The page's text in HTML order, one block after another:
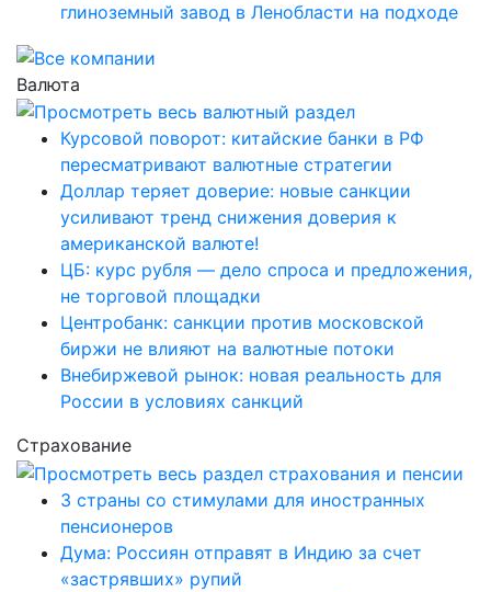
глиноземный завод в Ленобласти на подходе
Валюта
Курсовой поворот: китайские банки в РФ
пересматривают валютные стратегии
Доллар теряет доверие: новые санкции
усиливают тренд снижения доверия к
американской валюте!
ЦБ: курс рубля — дело спроса и предложения,
не торговой площадки
Центробанк: санкции против московской
биржи не влияют на валютные потоки
Внебиржевой рынок: новая реальность для
России в условиях санкций
Страхование
3 страны со стимулами для иностранных
пенсионеров
Дума: Россиян отправят в Индию за счет
«застрявших» рупий